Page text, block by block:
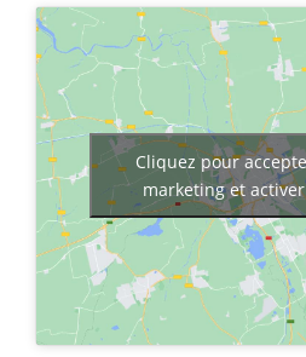
Cliquez pour
marketing et